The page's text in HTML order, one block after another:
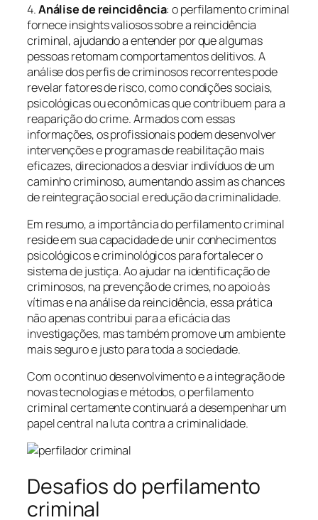
4.Análise de reincidência: o perfilamento criminal
fornece insights valiosos sobre a reincidência
criminal, ajudando a entender por que algumas
pessoas retomam comportamentos delitivos. A
análise dos perfis de criminosos recorrentes pode
revelar fatores de risco, como condições sociais,
psicológicas ou econômicas que contribuem para a
reaparição do crime. Armados com essas
informações, os profissionais podem desenvolver
intervenções e programas de reabilitação mais
eficazes, direcionados a desviar indivíduos de um
caminho criminoso, aumentando assim as chances
de reintegração social e redução da criminalidade.
Em resumo, a importância do perfilamento criminal
reside em sua capacidade de unir conhecimentos
psicológicos e criminológicos para fortalecer o
sistema de justiça. Ao ajudar na identificação de
criminosos, na prevenção de crimes, no apoio às
vítimas e na análise da reincidência, essa prática
não apenas contribui para a eficácia das
investigações, mas também promove um ambiente
mais seguro e justo para toda a sociedade.
Com o continuo desenvolvimento e a integração de
novas tecnologias e métodos, o perfilamento
criminal certamente continuará a desempenhar um
papel central na luta contra a criminalidade.
Desafios do perfilamento
criminal